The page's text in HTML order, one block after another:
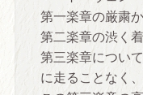
第一楽章の厳粛
第二楽章の渋く着
第三楽章につい
に走ることなく